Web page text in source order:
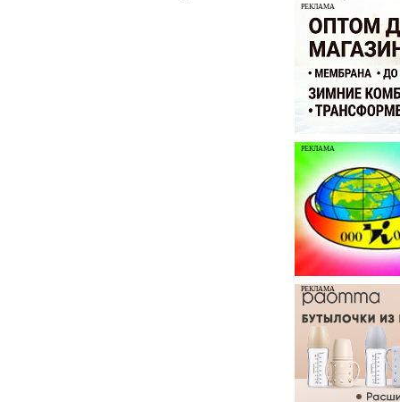
РЕКЛАМА
РЕКЛАМА
РЕКЛАМА